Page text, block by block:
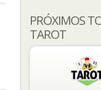
PRÓXIMOS
TAROT